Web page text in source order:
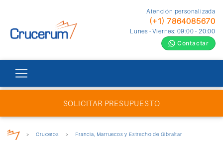
Atención personalizada
(+1) 7864085670
Lunes - Viernes: 09:00 - 20:00
Contactar
SOLICITAR PRESUPUESTO
> Cruceros > Francia, Marruecos y Estrecho de Gibraltar